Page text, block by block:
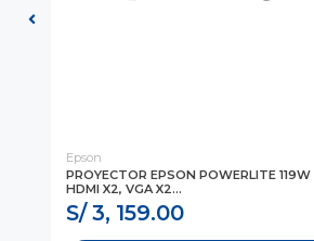
Epson
PROYECTOR EPSON POWERLITE
HDMI X2, VGA X2...
S/ 3, 159.00